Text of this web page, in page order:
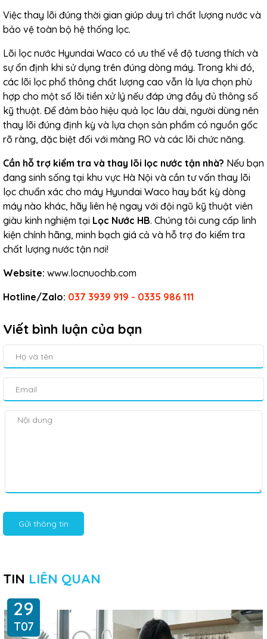
Việc thay lõi đúng thời gian giúp duy trì chất lượng nước và
bảo vệ toàn bộ hệ thống lọc.
Lõi lọc nước Hyundai Waco có ưu thế về độ tương thích và
sự ổn định khi sử dụng trên đúng dòng máy. Trong khi đó,
các lõi lọc phổ thông chất lượng cao vẫn là lựa chọn phù
hợp cho một số lõi tiền xử lý nếu đáp ứng đầy đủ thông số
kỹ thuật. Để đảm bảo hiệu quả lọc lâu dài, người dùng nên
thay lõi đúng định kỳ và lựa chọn sản phẩm có nguồn gốc
rõ ràng, đặc biệt đối với màng RO và các lõi chức năng.
Cần hỗ trợ kiểm tra và thay lõi lọc nước tận nhà? Nếu bạn
đang sinh sống tại khu vực Hà Nội và cần tư vấn thay lõi
lọc chuẩn xác cho máy Hyundai Waco hay bất kỳ dòng
máy nào khác, hãy liên hệ ngay với đội ngũ kỹ thuật viên
giàu kinh nghiệm tại Lọc Nước HB. Chúng tôi cung cấp linh
kiện chính hãng, minh bạch giá cả và hỗ trợ đo kiểm tra
chất lượng nước tận nơi!
Website: www.locnuochb.com
Hotline/Zalo: 037 3939 919 - 0335 986 111
Viết bình luận của bạn
Gửi thông tin
TIN LIÊN QUAN
29
T07